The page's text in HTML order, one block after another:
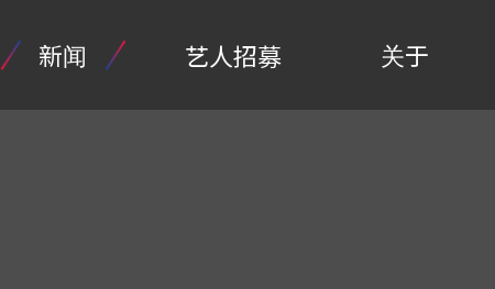
新闻 艺人招募 关于